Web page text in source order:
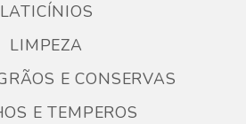
LATICÍNIOS
LIMPEZA
E CONSERVAS
E TEMPEROS